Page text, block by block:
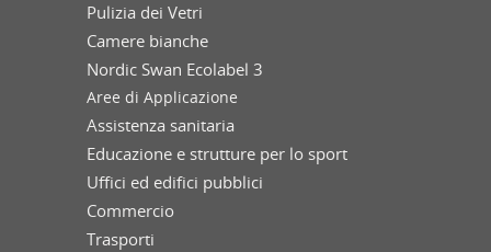
Pulizia dei Vetri
Camere bianche
Nordic Swan Ecolabel 3
Aree di Applicazione
Assistenza sanitaria
Educazione e strutture per lo sport
Uffici ed edifici pubblici
Commercio
Trasporti